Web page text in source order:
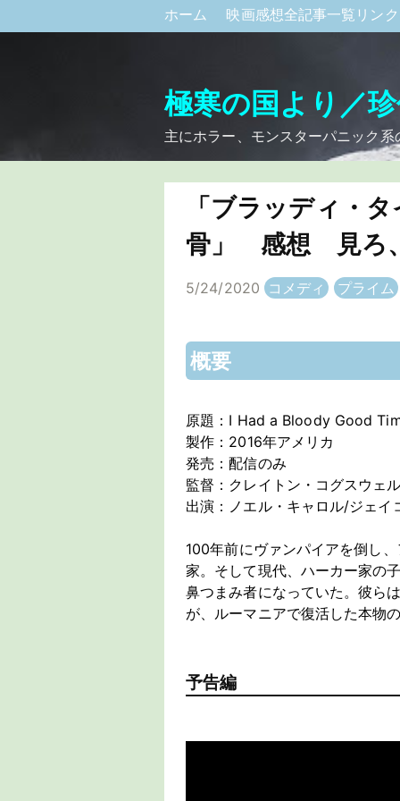
ホーム 映画感想全記事一覧リン
極寒の国より／
主にホラー、モンスターパニック
「ブラッディ・
骨」 感想 見ろ
5/24/2020 コメディ プライム
概要
原題：I Had a Bloody Good
製作：2016年アメリカ
発売：配信のみ
監督：クレイトン・コグスウェ
出演：ノエル・キャロル/ジェ
100年前にヴァンパイアを倒し
家。そして現代、ハーカー家の
鼻つまみ者になっていた。彼ら
が、ルーマニアで復活した本物
予告編